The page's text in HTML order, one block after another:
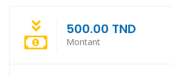
500.00 TND
Montant